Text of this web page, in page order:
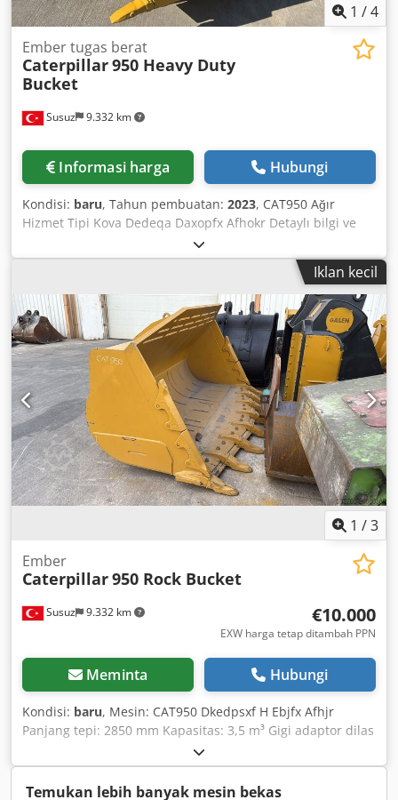
1 /4
Susuz 9.332 km
Ember tugas berat
Caterpillar950 Heavy Duty
Bucket
Informasi harga Hubungi
Kondisi: baru, Tahun pembuatan: 2023, CAT950 Ağır
Hizmet Tipi Kova Dedeqa Daxopfx Afhokr Detaylı bilgi ve
teklif için lütfen bizimle iletişime geçin.
Iklan kecil
1 /3
Susuz 9.332 km
Ember
Caterpillar950 Rock Bucket
€10.000
EXW harga tetap ditambah PPN
Meminta Hubungi
Kondisi: baru, Mesin: CAT950 Dkedpsxf H Ebjfx Afhjr
Panjang tepi: 2850 mm Kapasitas: 3,5 m³ Gigi adaptor dilas
Temukan lebih banyak mesin bekas